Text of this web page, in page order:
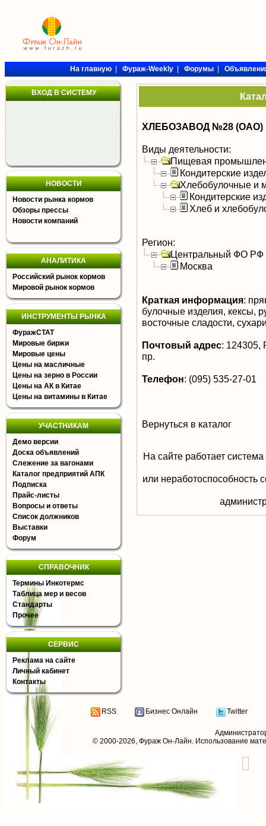
На главную|Фураж-Weekly|Форумы|
ВХОД В СИСТЕМУ
НОВОСТИ
Новости рынка кормов
Обзоры прессы
Новости компаний
АНАЛИТИКА
Российский рынок кормов
Мировой рынок кормов
ИНСТРУМЕНТЫ РЫНКА
ФуражСТАТ
Мировые биржи
Мировые цены
Цены на масличные
Цены на зерно в России
Цены на АК в Китае
Цены на витамины в Китае
УЧАСТНИКАМ
Демо версии
Доска объявлений
Слежение за вагонами
Каталог предприятий АПК
Подписка
Прайс-листы
Вопросы и ответы
Список должников
Выставки
Форум
СПРАВОЧНИК
Термины Инкотермс
Таблица мер и весов
Стандарты
Прочее
СЕРВИС
Реклама на сайте
Личный кабинет
Контакты
ХЛЕБОЗАВОД №28 (ОАО)
Виды деятельности:
Пищевая
Кондитерские
Хлебобулочные и
Кондитерские
Хлеб и
Регион:
Центральный ФО РФ
Москва
Краткая информация:
булочные изделия, кексы,
восточные сладости,
Почтовый адрес: 124305,
пр.
Телефон: (095) 535-27-01
Вернуться в каталог
На сайте работает
или неработоспособность
RSS Бизнес Онлайн Twitter
© 2000-2026, Фураж Он-Лайн. Использование